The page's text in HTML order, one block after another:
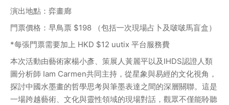
演出地點：弈畫廊
門票價格：早鳥票 $198 （包括一次現場占卜及啵啵馬盲盒）
*每張門票需要加上 HKD $12 uutix 平台服務費
本次活動由藝術家楊小彥、策展人黃麗平以及IHDS認證人類
圖分析師 Iam Carmen共同主持，從星象與易經的文化視角，
探討中國水墨畫的哲學思考與筆墨表達之間的深層關聯。這是
一場跨越藝術、文化與靈性領域的現場對話，觀眾不僅能聆聽